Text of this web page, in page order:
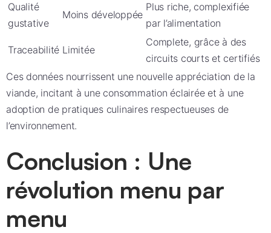
Qualité
gustative
Moins développée
Plus riche, complexifiée
par l’alimentation
Traceabilité Limitée
Complete, grâce à des
circuits courts et certifiés
Ces données nourrissent une nouvelle appréciation de la
viande, incitant à une consommation éclairée et à une
adoption de pratiques culinaires respectueuses de
l’environnement.
Conclusion : Une
révolution menu par
menu